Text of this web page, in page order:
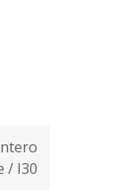
/ I30